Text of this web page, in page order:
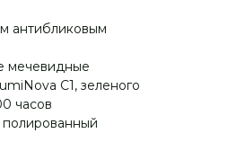
антибликовым
мечевидные
С1, зеленого
часов